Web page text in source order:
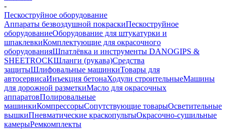
-
Пескоструйное оборудование
Аппараты безвоздушной покраскиПескоструйное
оборудованиеОборудование для штукатурки и
шпаклевкиКомплектующие для окрасочного
оборудованияШпатлёвка и инструменты DANOGIPS &
SHEETROCKШланги (рукава)Средства
защитыШлифовальные машинкиТовары для
автосервисаИнъекция бетонаХодули строительныеМашины
для дорожной разметкиМасло для окрасочных
аппаратовПолировальные
машинкиКомпрессорыСопутствующие товарыОсветительные
вышкиПневматические краскопультыОкрасочно-сушильные
камерыРемкомплекты